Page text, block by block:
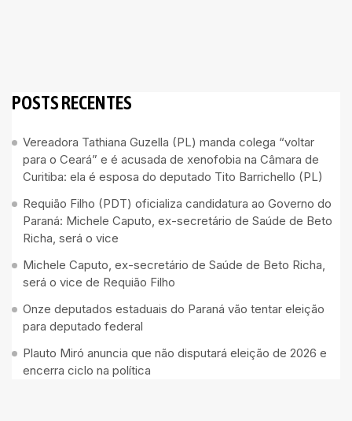
POSTS RECENTES
Vereadora Tathiana Guzella (PL) manda colega “voltar
para o Ceará” e é acusada de xenofobia na Câmara de
Curitiba: ela é esposa do deputado Tito Barrichello (PL)
Requião Filho (PDT) oficializa candidatura ao Governo do
Paraná: Michele Caputo, ex-secretário de Saúde de Beto
Richa, será o vice
Michele Caputo, ex-secretário de Saúde de Beto Richa,
será o vice de Requião Filho
Onze deputados estaduais do Paraná vão tentar eleição
para deputado federal
Plauto Miró anuncia que não disputará eleição de 2026 e
encerra ciclo na política